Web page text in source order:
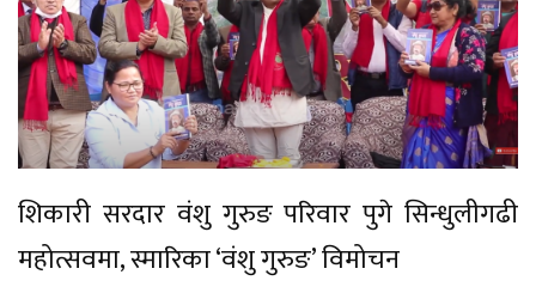
शिकारी सरदार वंशु गुरुङ परिवार पुगे सिन्धुलीगढी
महोत्सवमा, स्मारिका ‘वंशु गुरुङ’ विमोचन